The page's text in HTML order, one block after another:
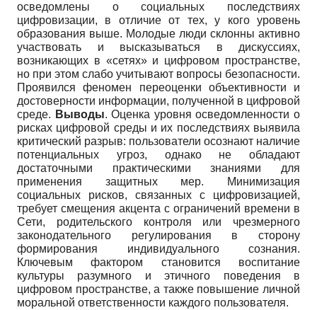
осведомлены о социальных последствиях
цифровизации, в отличие от тех, у кого уровень
образования выше. Молодые люди склонны активно
участвовать и высказываться в дискуссиях,
возникающих в «сетях» и цифровом пространстве,
но при этом слабо учитывают вопросы безопасности.
Проявился феномен переоценки объективности и
достоверности информации, полученной в цифровой
среде. Выводы. Оценка уровня осведомленности о
рисках цифровой среды и их последствиях выявила
критический разрыв: пользователи осознают наличие
потенциальных угроз, однако не обладают
достаточными практическими знаниями для
применения защитных мер. Минимизация
социальных рисков, связанных с цифровизацией,
требует смещения акцента с ограничений времени в
Сети, родительского контроля или чрезмерного
законодательного регулирования в сторону
формирования индивидуального сознания.
Ключевым фактором становится воспитание
культуры разумного и этичного поведения в
цифровом пространстве, а также повышение личной
моральной ответственности каждого пользователя.